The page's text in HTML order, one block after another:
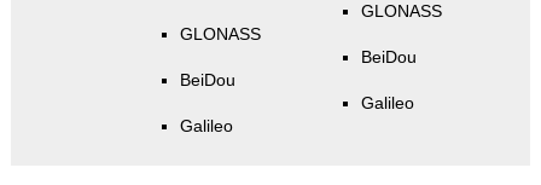
GLONASS
BeiDou
Galileo
GLONASS
BeiDou
Galileo